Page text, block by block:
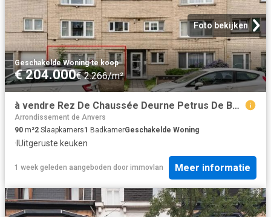
Foto bekijken
Geschakelde Woning·te koop
€ 204.000€ 2.266/m²
à vendre Rez De Chaussée Deurne Petrus De Beuckelaerlaan
Arrondissement de Anvers
90 m²2 Slaapkamers1 BadkamerGeschakelde Woning
·IUitgeruste keuken
1 week geleden aangeboden door immovlan Meer informatie